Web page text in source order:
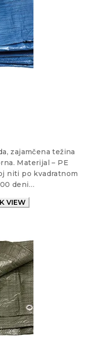
zajamčena težina
Materijal – PE
niti po kvadratnom
deni…
VIEW